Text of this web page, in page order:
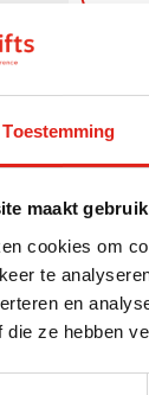
Toestemming
maakt
cookies om
te
en
die ze hebben